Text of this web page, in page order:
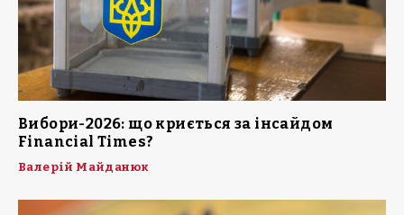
Вибори-2026: що криється за інсайдом
Financial Times?
Валерій Майданюк